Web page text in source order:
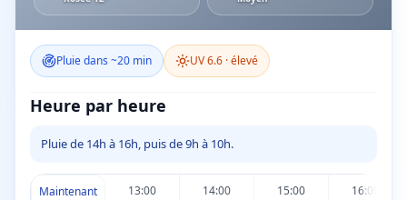
Pluie dans ~20 min UV6.6 ·élevé
Heure par heure
Pluie de 14h à 16h, puis de 9h à 10h.
Maintenant 13:00 14:00 15:00 16:00